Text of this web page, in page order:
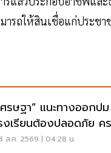
รถให้สินเชื่อแก่ประช
ศรษฐา” แนะทางออกป
งเรียนต้องปลอดภัย ค
งรับฟัง
ส.ค. 2569 | 04:28 น.